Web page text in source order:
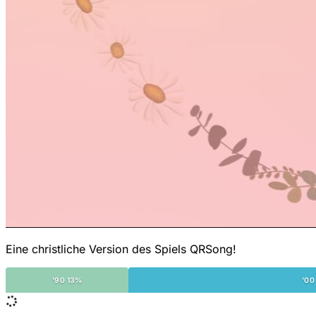
Eine christliche Version des Spiels QRSong!
'90 13% '00